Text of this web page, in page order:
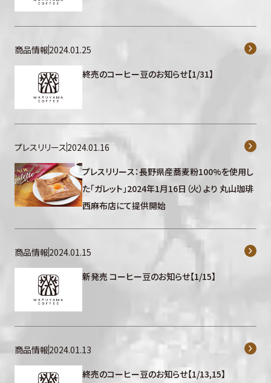
商品情報2024.01.25
終売のコーヒー豆のお知らせ【1/31】
プレスリリース2024.01.16
プレスリリース：長野県産蕎麦粉100%を使用し
た「ガレット」2024年1月16日（火）より 丸山珈琲
西麻布店にて提供開始
商品情報2024.01.15
新発売 コーヒー豆のお知らせ【1/15】
商品情報2024.01.13
終売のコーヒー豆のお知らせ【1/13,15】